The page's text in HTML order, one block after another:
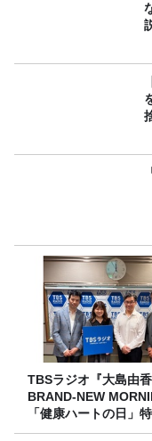
TBSラジオ『大島由
BRAND-NEW
「健康ハートの日」
を8/10（月）に放送